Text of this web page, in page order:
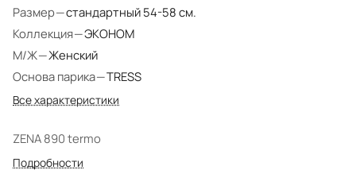
Размер—стандартный 54-58 см.
Коллекция—ЭКОНОМ
М/Ж—Женский
Основа парика—TRESS
Все характеристики
ZENA 890 termo
Подробности